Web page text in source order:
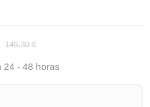
145,30 €
24 - 48 horas